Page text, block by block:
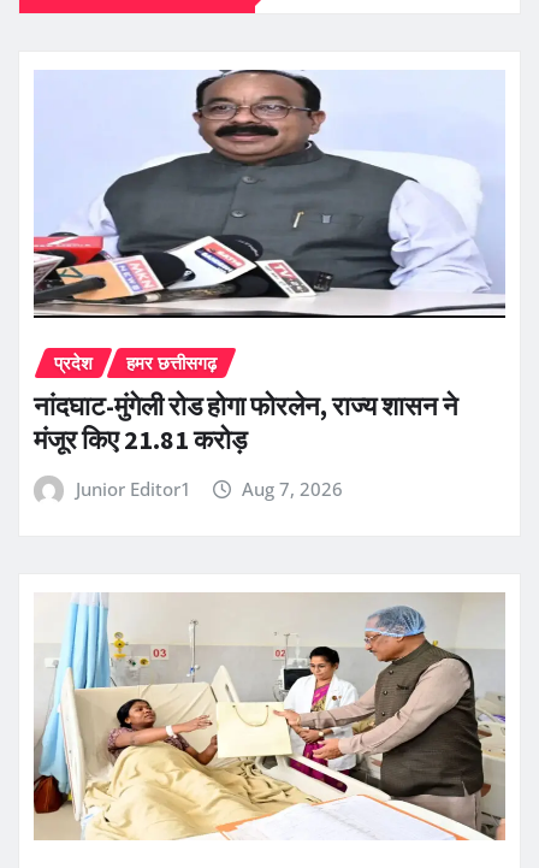
प्रदेश हमर छत्तीसगढ़
नांदघाट-मुंगेली रोड होगा फोरलेन, राज्य शासन ने
मंजूर किए 21.81 करोड़
Junior Editor1 Aug 7, 2026